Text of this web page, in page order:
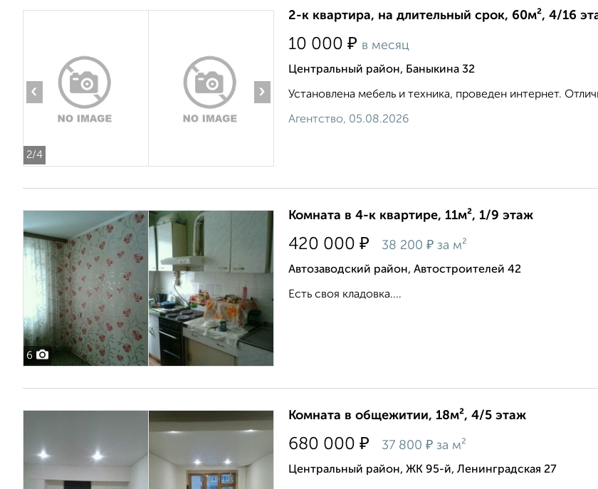
2/4
‹ ›
2-к квартира, на длительный срок, 60м², 4/16
10 000 ₽ в месяц
Центральный район, Баныкина 32
Установлена мебель и техника, проведен интернет.
Агентство, 05.08.2026
6
Комната в 4-к квартире, 11м², 1/9 этаж
420 000 ₽ 38 200 ₽ за м²
Автозаводский район, Автостроителей 42
Есть своя кладовка....
Комната в общежитии, 18м², 4/5 этаж
680 000 ₽ 37 800 ₽ за м²
Центральный район, ЖК 95-й, Ленинградская 27